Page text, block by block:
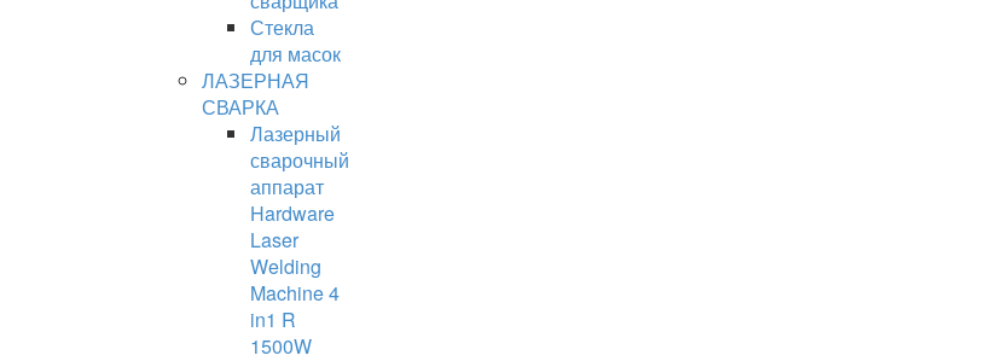
Стекла
для масок
ЛАЗЕРНАЯ
СВАРКА
Лазерный
сварочный
аппарат
Hardware
Laser
Welding
Machine 4
in1 R
1500W